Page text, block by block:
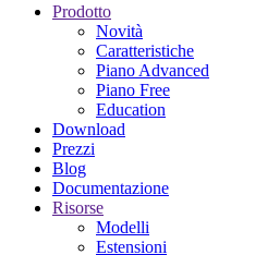
Prodotto
Novità
Caratteristiche
Piano Advanced
Piano Free
Education
Download
Prezzi
Blog
Documentazione
Risorse
Modelli
Estensioni